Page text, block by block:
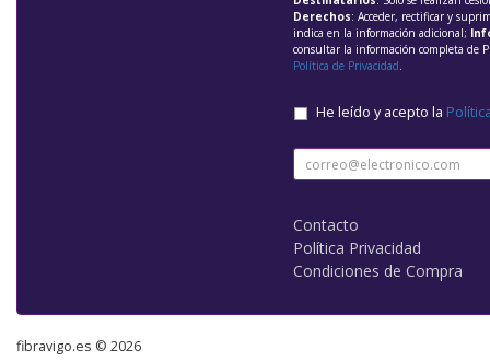
Derechos: Acceder, rectificar y
indica en la información adicional;
consultar la información completa de
Política de Privacidad.
He leído y acepto la
Contacto
Política Privacidad
Condiciones de Compra
fibravigo.es © 2026